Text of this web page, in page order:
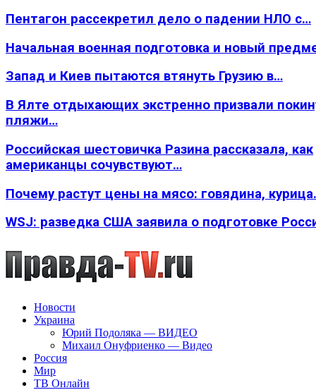
Пентагон рассекретил дело о падении НЛО с…
Начальная военная подготовка и новый
Запад и Киев пытаются втянуть Грузию в…
В Ялте отдыхающих экстренно призвали
пляжи…
Российская шестовичка Разина рассказала, как
американцы сочувствуют…
Почему растут цены на мясо: говядина,
WSJ: разведка США заявила о подготовке
Новости
Украина
Юрий Подоляка — ВИДЕО
Михаил Онуфриенко — Видео
Россия
Мир
ТВ Онлайн